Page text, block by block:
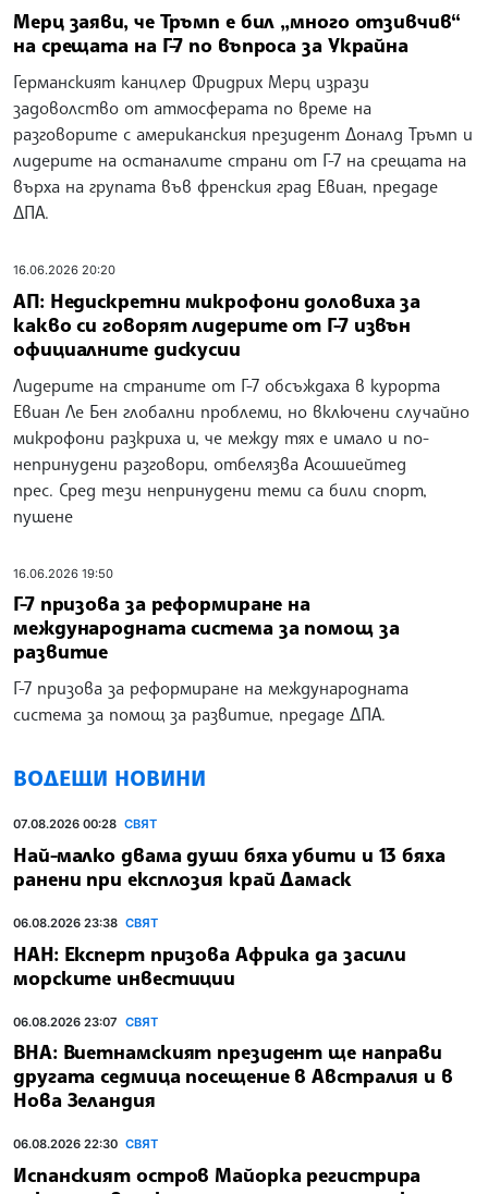
Мерц заяви, че Тръмп е бил „много отзивчив“
на срещата на Г-7 по въпроса за Украйна
Германският канцлер Фридрих Мерц изрази
задоволство от атмосферата по време на
разговорите с американския президент Доналд Тръмп и
лидерите на останалите страни от Г-7 на срещата на
върха на групата във френския град Евиан, предаде
ДПА.
16.06.2026 20:20
АП: Недискретни микрофони доловиха за
какво си говорят лидерите от Г-7 извън
официалните дискусии
Лидерите на страните от Г-7 обсъждаха в курорта
Евиан Ле Бен глобални проблеми, но включени случайно
микрофони разкриха и, че между тях е имало и по-
непринудени разговори, отбелязва Асошиейтед
прес. Сред тези непринудени теми са били спорт,
пушене
16.06.2026 19:50
Г-7 призова за реформиране на
международната система за помощ за
развитие
Г-7 призова за реформиране на международната
система за помощ за развитие, предаде ДПА.
ВОДЕЩИ НОВИНИ
07.08.2026 00:28 СВЯТ
Най-малко двама души бяха убити и 13 бяха
ранени при експлозия край Дамаск
06.08.2026 23:38 СВЯТ
НАН: Експерт призова Африка да засили
морските инвестиции
06.08.2026 23:07 СВЯТ
ВНА: Виетнамският президент ще направи
другата седмица посещение в Австралия и в
Нова Зеландия
06.08.2026 22:30 СВЯТ
Испанският остров Майорка регистрира